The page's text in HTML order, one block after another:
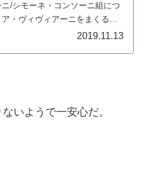
/シモーネ・コンソーニ組につ
・ヴィヴィアーニをまくるシ
2019.11.13
いようで一安心だ。